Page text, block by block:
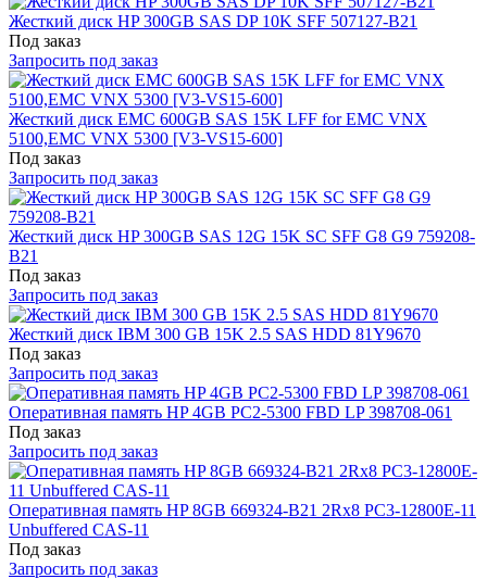
Жесткий диск HP 300GB SAS DP 10K SFF 507127-B21
Под заказ
Запросить под заказ
Жесткий диск EMC 600GB SAS 15K LFF for EMC VNX
5100,EMC VNX 5300 [V3-VS15-600]
Под заказ
Запросить под заказ
Жесткий диск HP 300GB SAS 12G 15K SC SFF G8 G9 759208-
B21
Под заказ
Запросить под заказ
Жесткий диск IBM 300 GB 15K 2.5 SAS HDD 81Y9670
Под заказ
Запросить под заказ
Оперативная память HP 4GB PC2-5300 FBD LP 398708-061
Под заказ
Запросить под заказ
Оперативная память HP 8GB 669324-B21 2Rx8 PC3-12800E-11
Unbuffered CAS-11
Под заказ
Запросить под заказ